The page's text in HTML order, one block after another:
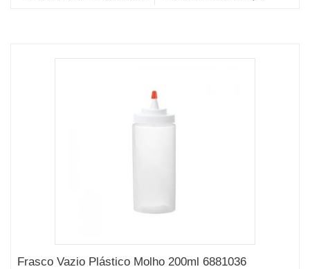
Frasco Vazio Plástico Molho 200ml 6881036